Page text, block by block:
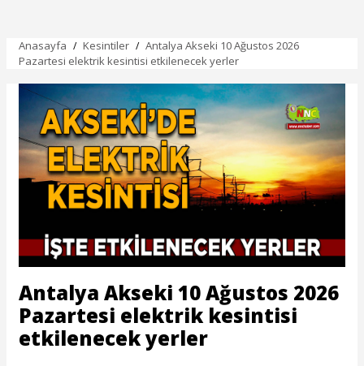
Akseki 8 Mayıs 2026 Cuma elektrik
kesintisinden etkilenecek yerler
Aksu 8 Mayıs 2026 Cuma elektrik
kesintisinden etkilenecek yerler
Alanya 8 Mayıs 2026 Cuma elektrik
kesintisinden etkilenecek yerler
Demre 8 Mayıs 2026 Cuma elektrik
kesintisinden etkilenecek yerler
Döşemealtı 8 Mayıs 2026 Cuma elektrik
kesintisinden etkilenecek yerler